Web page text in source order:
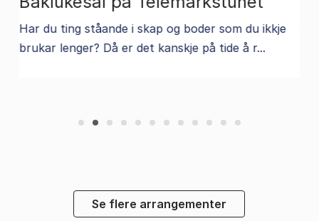
Har du ting ståande i skap og boder som du ikkje
brukar lenger? Då er det kanskje på tide å r...
Se flere arrangementer